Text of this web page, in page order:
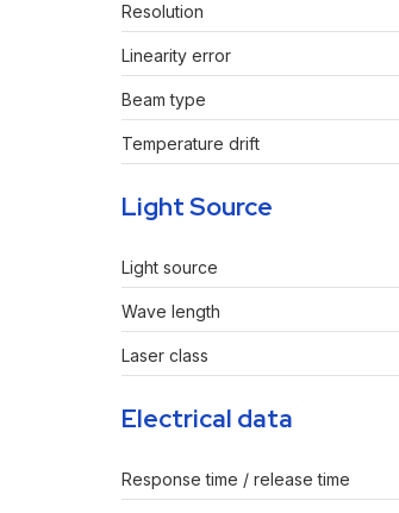
Resolution
Linearity error
Beam type
Temperature drift
Light Source
Light source
Wave length
Laser class
Electrical data
Response time / release time